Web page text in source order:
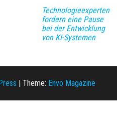
Technologieexperten
fordern eine Pause
bei der Entwicklung
von KI-Systemen
Theme: Envo Magazine